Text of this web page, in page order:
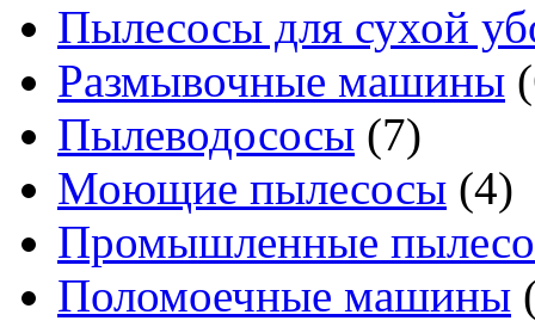
Пылесосы для сухой
Размывочные машины
Пылеводососы (7)
Моющие пылесосы (4)
Промышленные
Поломоечные машины